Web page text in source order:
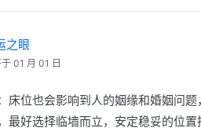
之眼
于 01 月 01 日
床位也会影响到人的姻缘和婚姻问
最好选择临墙而立，安定稳妥的位置